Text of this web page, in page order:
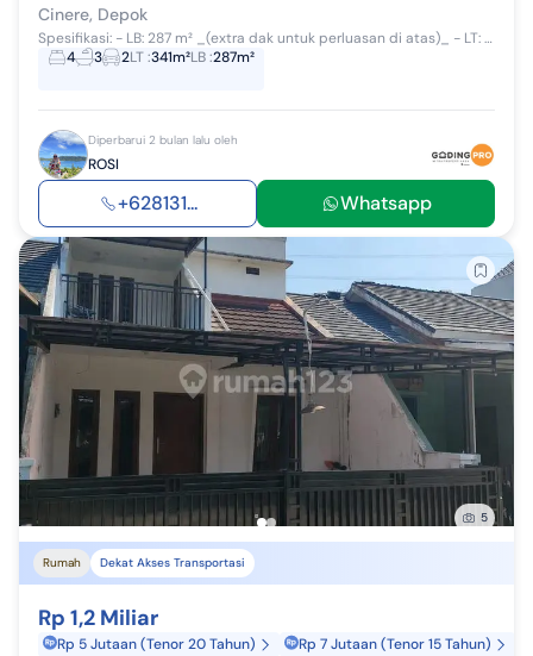
Cinere, Depok
Spesifikasi: - LB: 287 m² _(extra dak untuk perluasan di atas)_ - ⁠LT: 341 m² LANTAI 1 - KT: 2 _kamar utama besar_ _kamar tamu besar_ - KM: 2 ...
4
3 2LT:341m²LB:287m²
Diperbarui 2 bulan lalu oleh
ROSI
+628131... Whatsapp
5
Rumah Dekat Akses Transportasi
Rp 1,2 Miliar
Rp 5 Jutaan (Tenor 20 Tahun) Rp 7 Jutaan (Tenor 15 Tahun)